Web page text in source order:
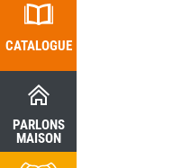
CATALOGUE
PARLONS
MAISON
CATALOGUE
PARLONS
MAISON